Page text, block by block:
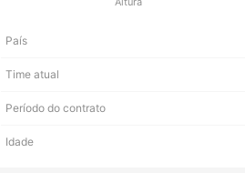
País
Time atual
Período do contrato
Idade